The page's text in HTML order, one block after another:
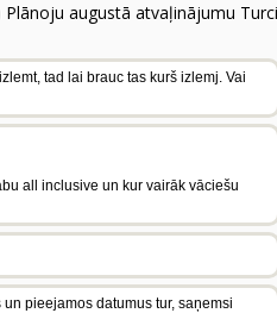
augustā atvaļinājumu
tad lai brauc tas kurš izlemj. Vai
all inclusive un kur vairāk vāciešu
pieejamos datumus tur, saņemsi